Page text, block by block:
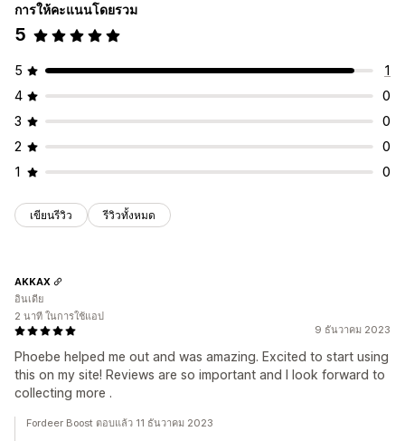
ยอดเข้าชมสินค้า หลายภาษา
การวิเคราะห์
การติดตามการมีส่วนร่วม การติดตามคอนเวอร์ชัน
การให้คะแนนโดยรวม
5
5
1
4
0
3
0
2
0
1
0
เขียนรีวิว รีวิวทั้งหมด
9 ธันวาคม 2023
Phoebe helped me out and was amazing. Excited to start using
this on my site! Reviews are so important and I look forward to
collecting more .
AKKAX
อินเดีย
2 นาที ในการใช้แอป
Fordeer Boost ตอบแล้ว 11 ธันวาคม 2023